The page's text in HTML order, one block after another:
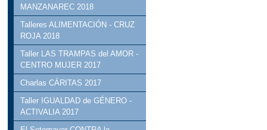
MANZANAREC 2018
Talleres ALIMENTACIÓN - CRUZ
ROJA 2018
Taller LAS TRAMPAS del AMOR -
CENTRO MUJER 2017
Charlas CÁRITAS 2017
Taller IGUALDAD de GÉNERO -
ACTIVALIA 2017